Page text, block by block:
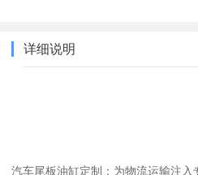
详细说明
汽车尾板油缸定制：为物流运输注入